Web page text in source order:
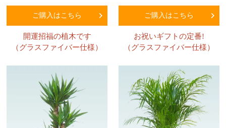
ご購入はこちら
開運招福の植木です
（グラスファイバー仕様）
ご購入はこちら
お祝いギフトの定番!
（グラスファイバー仕様）